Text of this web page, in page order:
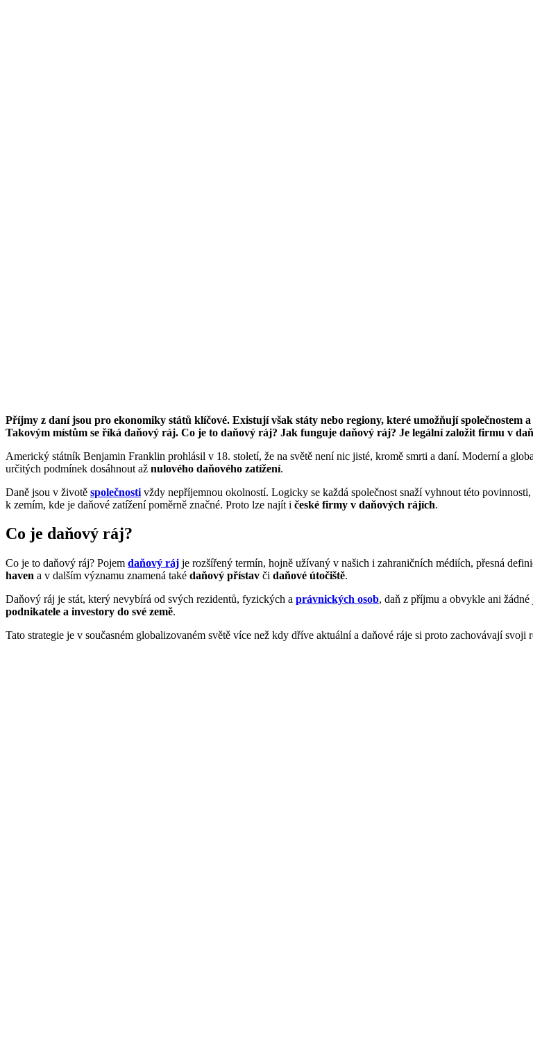
Příjmy z daní jsou pro ekonomiky států klíčové. Existují však státy nebo regiony, které umožňují
Takovým místům se říká daňový ráj. Co je to daňový ráj? Jak funguje daňový ráj? Je legální založit firmu v
Americký státník Benjamin Franklin prohlásil v 18. století, že na světě není nic jisté, kromě smrti a daní. Moderní a
určitých podmínek dosáhnout až nulového daňového zatížení.
Daně jsou v životě společnosti vždy nepříjemnou okolností. Logicky se každá společnost snaží vyhnout této
k zemím, kde je daňové zatížení poměrně značné. Proto lze najít i české firmy v daňových rájích.
Co je daňový ráj?
Co je to daňový ráj? Pojem daňový ráj je rozšířený termín, hojně užívaný v našich i zahraničních médiích, přesná
haven a v dalším významu znamená také daňový přístav či daňové útočiště.
Daňový ráj je stát, který nevybírá od svých rezidentů, fyzických a právnických osob, daň z příjmu a obvykle ani
podnikatele a investory do své země.
Tato strategie je v současném globalizovaném světě více než kdy dříve aktuální a daňové ráje si proto zachovávají svoji